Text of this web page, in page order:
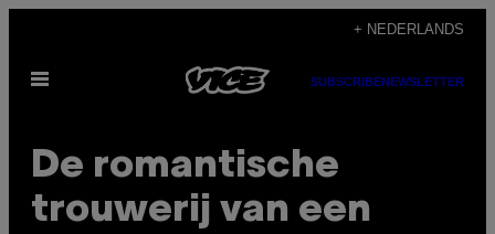
de
+ NEDERLANDS
Open
SUBSCRIBENEWSLETTER
De romantische
trouwerij van een